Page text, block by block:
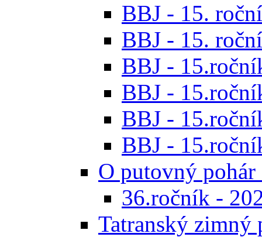
BBJ - 15.
BBJ - 15.
BBJ -
BBJ -
BBJ -
BBJ -
O putovný
36.ročník -
Tatranský zimný